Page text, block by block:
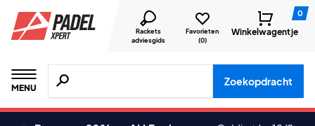
Rackets
adviesgids
Favorieten
(0)
0
Winkelwagentje
MENU
Zoeken naar producten, merken etc.
Zoekopdracht